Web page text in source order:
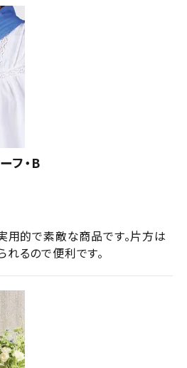
会員登録
フ・B
用的で素敵な商品です。片方は
るので便利です。